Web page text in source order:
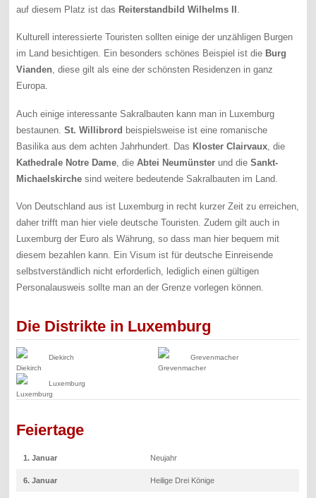
auf diesem Platz ist das Reiterstandbild Wilhelms II .
Kulturell interessierte Touristen sollten einige der unzähligen Burgen
im Land besichtigen. Ein besonders schönes Beispiel ist die Burg
Vianden, diese gilt als eine der schönsten Residenzen in ganz
Europa.
Auch einige interessante Sakralbauten kann man in Luxemburg
bestaunen.St. Willibrord beispielsweise ist eine romanische
Basilika aus dem achten Jahrhundert. Das Kloster Clairvaux , die
Kathedrale Notre Dame , dieAbtei Neumünster und dieSankt-
Michaelskirche sind weitere bedeutende Sakralbauten im Land.
Von Deutschland aus ist Luxemburg in recht kurzer Zeit zu erreichen,
daher trifft man hier viele deutsche Touristen. Zudem gilt auch in
Luxemburg der Euro als Währung, so dass man hier bequem mit
diesem bezahlen kann. Ein Visum ist für deutsche Einreisende
selbstverständlich nicht erforderlich, lediglich einen gültigen
Personalausweis sollte man an der Grenze vorlegen können.
Die Distrikte in Luxemburg
Diekirch Grevenmacher
Luxemburg
Feiertage
1. Januar Neujahr
6. Januar Heilige Drei Könige